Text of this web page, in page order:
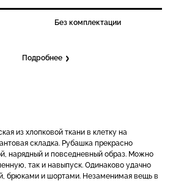
Без комплектации
Подробнее
из хлопковой ткани в клетку на
складка. Рубашка прекрасно
нарядный и повседневный образ. Можно
так и навыпуск. Одинаково удачно
брюками и шортами. Незаменимая вещь в